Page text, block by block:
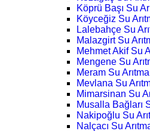
Köprü Başı Su
Köyceğiz Su
Lalebahçe Su
Malazgirt Su
Mehmet Akif Su
Mengene Su
Meram Su
Mevlana Su
Mimarsinan Su
Musalla Bağları
Nakipoğlu Su
Nalçacı Su